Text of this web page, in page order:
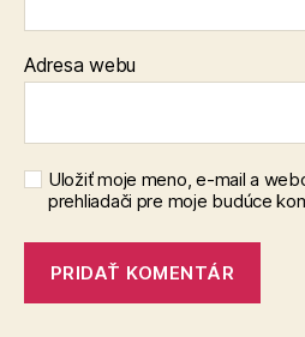
Adresa webu
Uložiť moje meno, e-mail a
prehliadači pre moje budúce